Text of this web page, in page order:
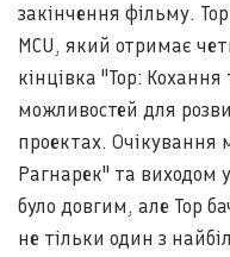
закінчення фільму.
MCU, який отримає
кінцівка "Тор:
можливостей для
проектах. Очікування
Рагнарек" та виходом
було довгим, але Тор
не тільки один з